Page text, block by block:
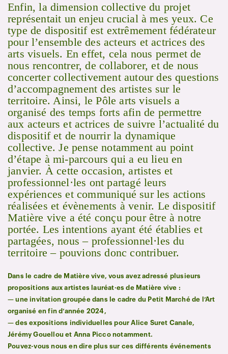
Enfin, la dimension collective du projet
représentait un enjeu crucial à mes yeux. Ce
type de dispositif est extrêmement fédérateur
pour l’ensemble des acteurs et actrices des
arts visuels. En effet, cela nous permet de
nous rencontrer, de collaborer, et de nous
concerter collectivement autour des questions
d’accompagnement des artistes sur le
territoire. Ainsi, le Pôle arts visuels a
organisé des temps forts afin de permettre
aux acteurs et actrices de suivre l’actualité du
dispositif et de nourrir la dynamique
collective. Je pense notamment au point
d’étape à mi-parcours qui a eu lieu en
janvier. À cette occasion, artistes et
professionnel·les ont partagé leurs
expériences et communiqué sur les actions
réalisées et évènements à venir. Le dispositif
Matière vive a été conçu pour être à notre
portée. Les intentions ayant été établies et
partagées, nous – professionnel·les du
territoire – pouvions donc contribuer.
Dans le cadre de Matière vive, vous avez adressé plusieurs
propositions aux artistes lauréat·es de Matière vive :
— une invitation groupée dans le cadre du Petit Marché de l’Art
organisé en fin d’année 2024,
— des expositions individuelles pour Alice Suret Canale,
Jérémy Gouellou et Anna Picco notamment.
Pouvez-vous nous en dire plus sur ces différents événements